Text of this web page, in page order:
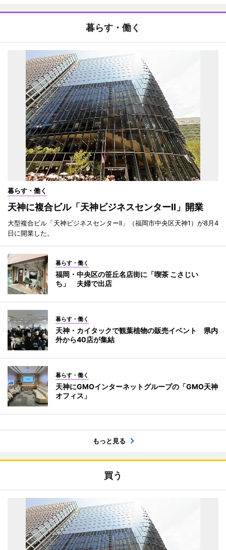
暮らす・働く
暮らす・働く
天神に複合ビル「天神ビジネスセンターII」開業
大型複合ビル「天神ビジネスセンターII」（福岡市中央区天神1）が8月4
日に開業した。
暮らす・働く
福岡・中央区の笹丘名店街に「喫茶 こさじい
ち」 夫婦で出店
暮らす・働く
天神・カイタックで観葉植物の販売イベント 県内
外から40店が集結
暮らす・働く
天神にGMOインターネットグループの「GMO天神
オフィス」
もっと見る
買う